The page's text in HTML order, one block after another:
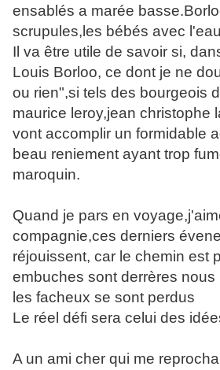
ensablés a marée
scrupules,les bébés avec
Il va être utile de savoir si,
Louis Borloo, ce dont je ne
ou rien",si tels des bourgeois
maurice leroy,jean christophe
vont accomplir un formidable
beau reniement ayant trop
maroquin.
Quand je pars en
compagnie,ces derniers
réjouissent, car le chemin est
embuches sont derrères nous
les facheux se sont perdus
Le réel défi sera celui des
A un ami cher qui me